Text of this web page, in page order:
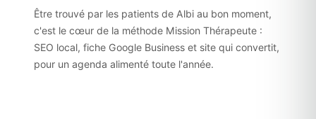
Être trouvé par les patients de Albi au bon moment,
c'est le cœur de la méthode Mission Thérapeute :
SEO local, fiche Google Business et site qui convertit,
pour un agenda alimenté toute l'année.